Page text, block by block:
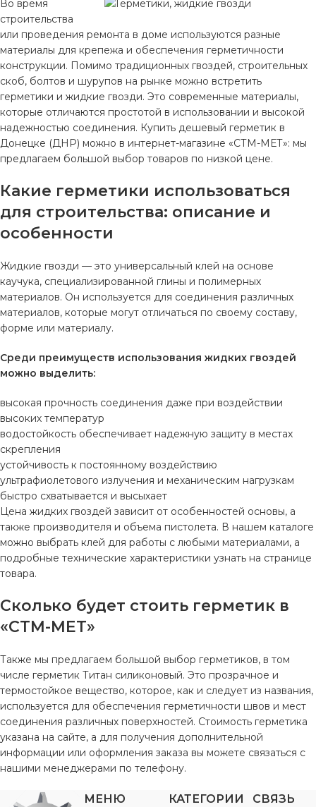
Во время
строительства
или проведения ремонта в доме используются разные
материалы для крепежа и обеспечения герметичности
конструкции. Помимо традиционных гвоздей, строительных
скоб, болтов и шурупов на рынке можно встретить
герметики и жидкие гвозди. Это современные материалы,
которые отличаются простотой в использовании и высокой
надежностью соединения. Купить дешевый герметик в
Донецке (ДНР) можно в интернет-магазине «СТМ-МЕТ»: мы
предлагаем большой выбор товаров по низкой цене.
Какие герметики использоваться
для строительства: описание и
особенности
Жидкие гвозди — это универсальный клей на основе
каучука, специализированной глины и полимерных
материалов. Он используется для соединения различных
материалов, которые могут отличаться по своему составу,
форме или материалу.
Среди преимуществ использования жидких гвоздей
можно выделить:
высокая прочность соединения даже при воздействии
высоких температур
водостойкость обеспечивает надежную защиту в местах
скрепления
устойчивость к постоянному воздействию
ультрафиолетового излучения и механическим нагрузкам
быстро схватывается и высыхает
Цена жидких гвоздей зависит от особенностей основы, а
также производителя и объема пистолета. В нашем каталоге
можно выбрать клей для работы с любыми материалами, а
подробные технические характеристики узнать на странице
товара.
Сколько будет стоить герметик в
«СТМ-МЕТ»
Также мы предлагаем большой выбор герметиков, в том
числе герметик Титан силиконовый. Это прозрачное и
термостойкое вещество, которое, как и следует из названия,
используется для обеспечения герметичности швов и мест
соединения различных поверхностей. Стоимость герметика
указана на сайте, а для получения дополнительной
информации или оформления заказа вы можете связаться с
нашими менеджерами по телефону.
МЕНЮ
КАТЕГОРИИ
СВЯЗЬ